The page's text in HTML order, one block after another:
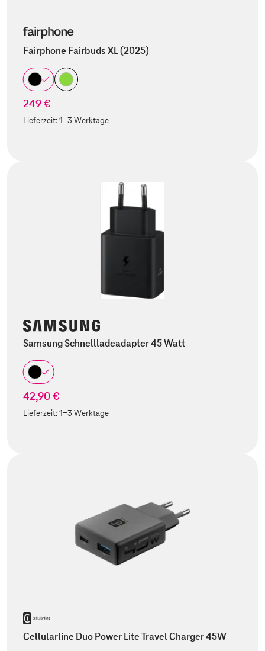
Fairphone Fairbuds XL (2025)
249 €
Lieferzeit:1-3 Werktage
Samsung Schnellladeadapter 45 Watt
42,90 €
Lieferzeit:1-3 Werktage
Cellularline Duo Power Lite Travel Charger 45W